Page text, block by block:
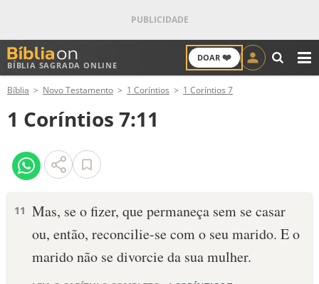
BÍBLIA SAGRADA ONLINE
DOAR ❤️
ANTIGO TESTAMENTO
NOVO TESTAMENTO
VERSÍCULOS
PALAVRA DO DIA
Bíblia Novo Testamento 1 Coríntios 1 Coríntios 7
1 Coríntios 7:11
11 Mas, se o fizer, que permaneça sem se casar
ou, então, reconcilie-se com o seu marido. E o
marido não se divorcie da sua mulher.